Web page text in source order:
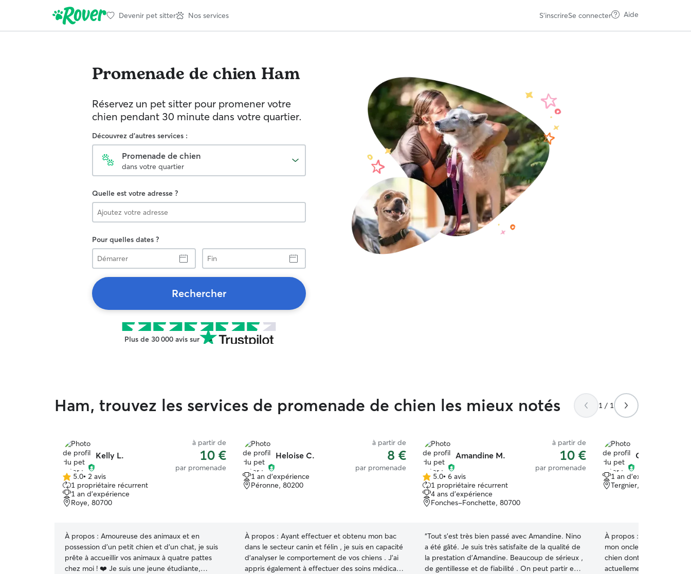
Devenir pet sitter Nos services S'inscrireSe connecter Aide
Promenade de chien Ham
Réservez un pet sitter pour promener votre
chien pendant 30 minute dans votre quartier.
Découvrez d'autres services :
Promenade de chien
dans votre quartier
Quelle est votre adresse ?
Pour quelles dates ?
Démarrer
Fin
Rechercher
Plus de 30 000 avis sur
Ham, trouvez les services de promenade de chien les mieux notés 1 / 1
Kelly L.
à partir de
10 €
par promenade
5.0 étoile(s)
sur
5
5.0• 2 avis
1 propriétaire récurrent
1 an d'expérience
Roye, 80700
À propos : Amoureuse des animaux et en
possession d’un petit chien et d’un chat, je suis
prête à accueillir vos animaux à quatre pattes
chez moi ! ❤️ Je suis une jeune étudiante,
Heloise C.
à partir de
8 €
par promenade
1 an d'expérience
Péronne, 80200
À propos : Ayant effectuer et obtenu mon bac
dans le secteur canin et félin , je suis en capacité
d’analyser le comportement de vos chiens . J’ai
appris également à effectuer des soins médicaux
Amandine M.
à partir de
10 €
par promenade
5.0 étoile(s)
sur
5
5.0• 6 avis
1 propriétaire récurrent
4 ans d'expérience
Fonches-Fonchette, 80700
“Tout s'est très bien passé avec Amandine. Nino
a été gâté. Je suis très satisfaite de la qualité de
la prestation d'Amandine. Beaucoup de sérieux ,
de gentillesse et de fiabilité . On peut partir en
Quentin D.
1 an d'expérience
Tergnier, 02700
À propos :
mon oncle depuis mes
chien dont il faut s’occuper, je
actuellement en